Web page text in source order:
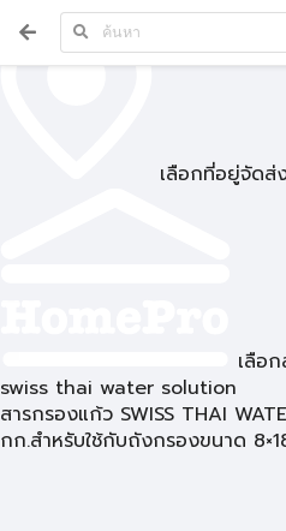
เลือกที่อยู่จัดส่
เลือ
swiss thai water solution
สารกรองแก้ว SWISS THAI
กก.สำหรับใช้กับถังกรองขนาด